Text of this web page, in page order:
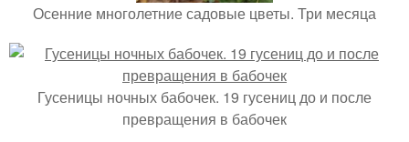
Осенние многолетние садовые цветы. Три месяца
Гусеницы ночных бабочек. 19 гусениц до и после
превращения в бабочек